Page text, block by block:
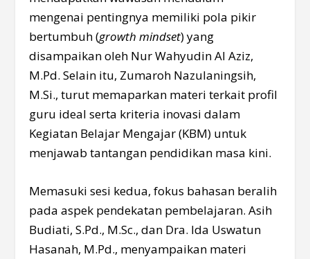
mengenai pentingnya memiliki pola pikir
bertumbuh (growth mindset) yang
disampaikan oleh Nur Wahyudin Al Aziz,
M.Pd. Selain itu, Zumaroh Nazulaningsih,
M.Si., turut memaparkan materi terkait profil
guru ideal serta kriteria inovasi dalam
Kegiatan Belajar Mengajar (KBM) untuk
menjawab tantangan pendidikan masa kini.
Memasuki sesi kedua, fokus bahasan beralih
pada aspek pendekatan pembelajaran. Asih
Budiati, S.Pd., M.Sc., dan Dra. Ida Uswatun
Hasanah, M.Pd., menyampaikan materi